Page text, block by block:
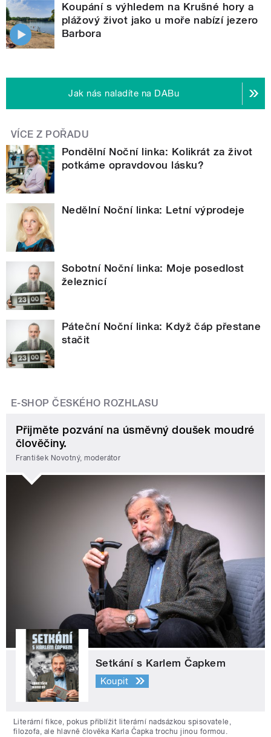
Koupání s výhledem na Krušné hory a
plážový život jako u moře nabízí jezero
Barbora
Jak nás naladíte na DABu
VÍCE Z POŘADU
Pondělní Noční linka: Kolikrát za život
potkáme opravdovou lásku?
Nedělní Noční linka: Letní výprodeje
Sobotní Noční linka: Moje posedlost
železnicí
Páteční Noční linka: Když čáp přestane
stačit
E-SHOP ČESKÉHO ROZHLASU
Přijměte pozvání na úsměvný doušek moudré
člověčiny.
František Novotný, moderátor
Setkání s Karlem Čapkem
Koupit
Literární fikce, pokus přiblížit literární nadsázkou spisovatele,
filozofa, ale hlavně člověka Karla Čapka trochu jinou formou.